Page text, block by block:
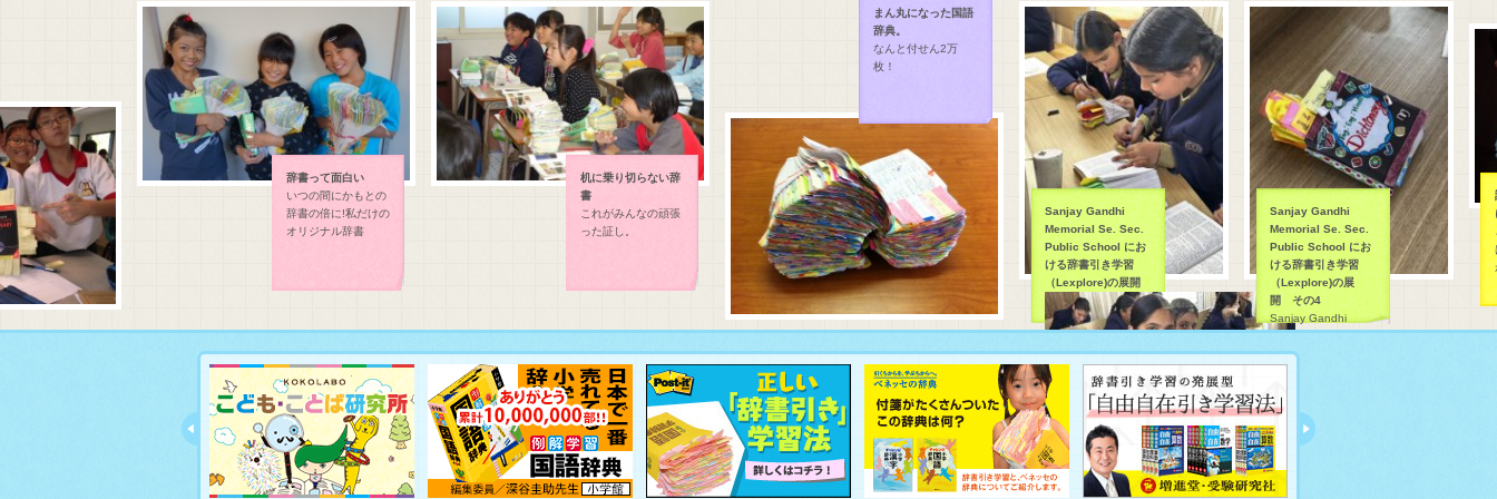
辞書って面白い
いつの間にかもとの
辞書の倍に!私だけの
オリジナル辞書
机に乗り切らない辞
これがみんなの頑張
った証し。
まん丸になった国語
辞典。
なんと付せん2万
枚！
Sanjay Gandhi
Memorial Se. Sec.
Public School にお
ける辞書引き学習
（Lexplore)の展開
Sanjay Gandhi
Memorial Se. Sec.
Public School にお
ける辞書引き学習
（Lexplore)の展
開 その4
Sanjay Gandhi
Memorial Se. Sec.
Public School にお
す。